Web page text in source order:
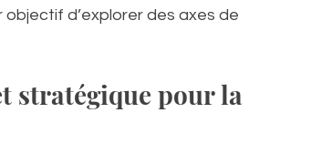
d’explorer des axes de
stratégique pour la